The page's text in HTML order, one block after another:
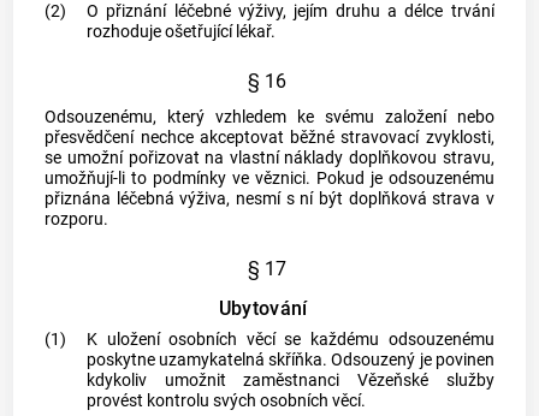
(2)
O přiznání léčebné výživy, jejím druhu a délce trvání
rozhoduje ošetřující lékař.
§ 16
Odsouzenému, který vzhledem ke svému založení nebo
přesvědčení nechce akceptovat běžné stravovací zvyklosti,
se umožní pořizovat na vlastní náklady doplňkovou stravu,
umožňují-li to podmínky ve věznici. Pokud je odsouzenému
přiznána léčebná výživa, nesmí s ní být doplňková strava v
rozporu.
§ 17
Ubytování
(1)
K uložení osobních věcí se každému odsouzenému
poskytne uzamykatelná skříňka. Odsouzený je povinen
kdykoliv umožnitzaměstnanci Vězeňské služby
provést kontrolu svých osobních věcí.